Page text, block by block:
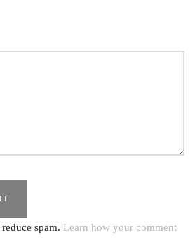
spam. Learn how your comment